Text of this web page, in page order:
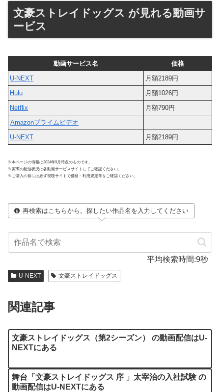
文豪ストレイドッグス が見れる動画サ
ービス
動画サービス名
価格
U-NEXT
月額2189円
Hulu
月額1026円
Netflix
月額790円
Amazonプライムビデオ
U-NEXT
月額2189円
※本ページの情報は2024年9月時点のものです。
※実際の配信状況は各動画サービスサイトにてご確認ください。
※ご購入の前には必ず視聴サイトで価格・利用規定等をご確認ください。
再検索はこちらから。探したい作品名を入力してください
平均検索時間:9秒
U-NEXT 文豪ストレイドッグス
関連記事
文豪ストレイドッグス（第2シーズン） の動画配信はU-
NEXTにある
舞台「文豪ストレイドッグス 序 」太宰治の入社試験 の
動画配信はU-NEXTにある